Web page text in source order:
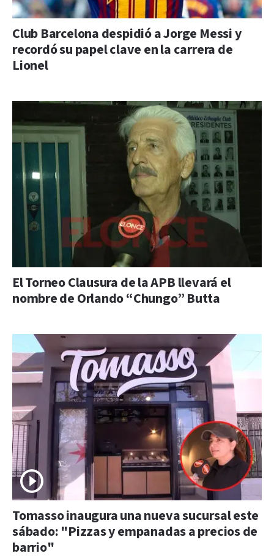
Club Barcelona despidió a Jorge Messi y
recordó su papel clave en la carrera de
Lionel
El Torneo Clausura de la APB llevará el
nombre de Orlando “Chungo” Butta
Tomasso inaugura una nueva sucursal este
sábado: "Pizzas y empanadas a precios de
barrio"